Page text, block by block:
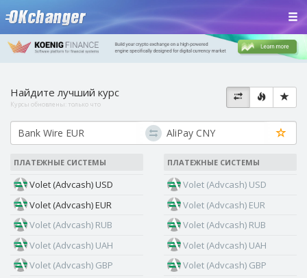
Найдите лучший курс
Курсы обновлены: только что
ПЛАТЕЖНЫЕ СИСТЕМЫ
Volet (Advcash) USD
Volet (Advcash) EUR
Volet (Advcash) RUB
Volet (Advcash) UAH
Volet (Advcash) GBP
ПЛАТЕЖНЫЕ СИСТЕМЫ
Volet (Advcash) USD
Volet (Advcash) EUR
Volet (Advcash) RUB
Volet (Advcash) UAH
Volet (Advcash) GBP